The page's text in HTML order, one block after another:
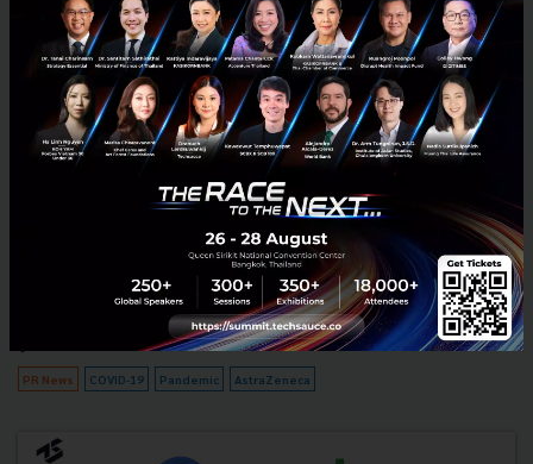
เปิดเส้นทางบริษัท AstraZeneca กว่า 40 ปีในไทย กับการนำ
วิทยาศาสตร์มาต่อยอดและพัฒนาการรักษาผู้ป่วย
AstraZeneca บริษัทผู้พัฒนาวัคซีนป้องกัน COVID-19 กับเส้นทางดำเนิน
ธุรกิจในประเทศไทยมานานเกือบ 40 ปี โดยเป็นผู้คิดค้น พัฒนา และ
จำหน่ายยา รวมถึงมีส่วนริเริ่มโครงการต่าง ๆ มากมาย เพื่อ...
Techsauce Team
PR News COVID-19 Pandemic AstraZeneca